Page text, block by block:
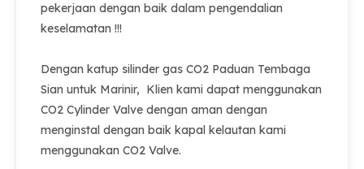
pekerjaan dengan baik dalam pengendalian
keselamatan !!!
Dengan katup silinder gas CO2 Paduan Tembaga
Sian untuk Marinir, Klien kami dapat menggunakan
CO2 Cylinder Valve dengan aman dengan
menginstal dengan baik kapal kelautan kami
menggunakan CO2 Valve.